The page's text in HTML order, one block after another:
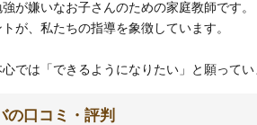
が嫌いなお子さんのための家庭教師です
が、私たちの指導を象徴しています。
では「できるようになりたい」と願ってい
の口コミ・評判